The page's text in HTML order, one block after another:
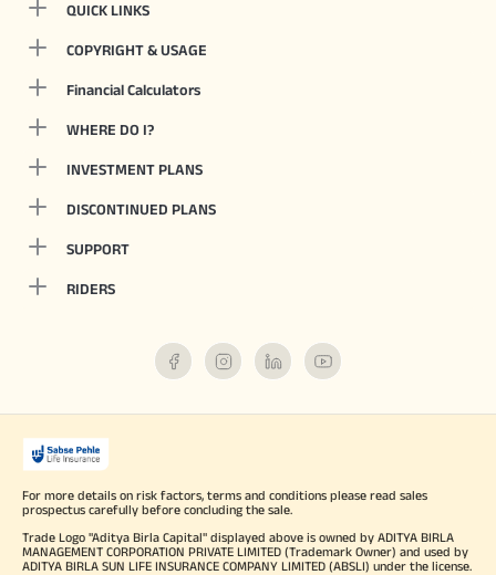
QUICK LINKS
COPYRIGHT & USAGE
Financial Calculators
WHERE DO I?
INVESTMENT PLANS
DISCONTINUED PLANS
SUPPORT
RIDERS
For more details on risk factors, terms and conditions please read sales
prospectus carefully before concluding the sale.
Trade Logo "Aditya Birla Capital" displayed above is owned by ADITYA BIRLA
MANAGEMENT CORPORATION PRIVATE LIMITED (Trademark Owner) and used by
ADITYA BIRLA SUN LIFE INSURANCE COMPANY LIMITED (ABSLI) under the license.